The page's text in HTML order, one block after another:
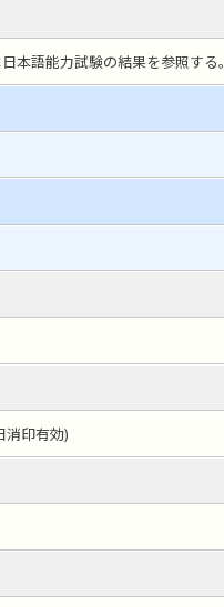
本語能力試験の結果を参照する。
消印有効)